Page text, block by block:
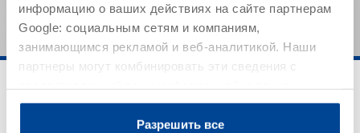
информацию о ваших действиях на сайте партнерам
Google: социальным сетям и компаниям,
занимающимся рекламой и веб-аналитикой. Наши
партнеры могут комбинировать эти сведения с
данными, которые они получили при использовании
Разрешить все